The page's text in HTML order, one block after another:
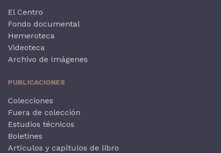
El Centro
Fondo documental
Hemeroteca
Videoteca
Archivo de Imágenes
PUBLICACIONES
Colecciones
Fuera de colección
Estudios técnicos
Boletines
Artículos y capítulos de libro